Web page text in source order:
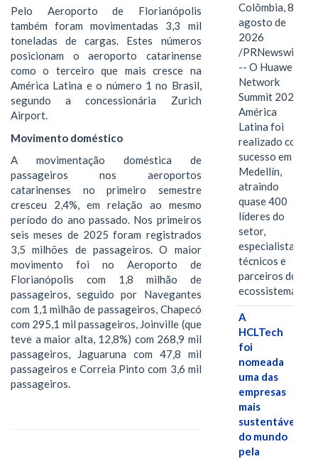
Pelo Aeroporto de Florianópolis
também foram movimentadas 3,3 mil
toneladas de cargas. Estes números
posicionam o aeroporto catarinense
como o terceiro que mais cresce na
América Latina e o número 1 no Brasil,
segundo a concessionária Zurich
Airport.
Movimento doméstico
A movimentação doméstica de
passageiros nos aeroportos
catarinenses no primeiro semestre
cresceu 2,4%, em relação ao mesmo
período do ano passado. Nos primeiros
seis meses de 2025 foram registrados
3,5 milhões de passageiros. O maior
movimento foi no Aeroporto de
Florianópolis com 1,8 milhão de
passageiros, seguido por Navegantes
com 1,1 milhão de passageiros, Chapecó
com 295,1 mil passageiros, Joinville (que
teve a maior alta, 12,8%) com 268,9 mil
passageiros, Jaguaruna com 47,8 mil
passageiros e Correia Pinto com 3,6 mil
passageiros.
Colômbia, 8 de
agosto de
2026
/PRNewswire/
-- O Huawei
Network
Summit 2026
América
Latina foi
realizado com
sucesso em
Medellín,
atraindo
quase 400
líderes do
setor,
especialistas
técnicos e
parceiros do
ecossistema.…
A
HCLTech
foi
nomeada
uma das
empresas
mais
sustentáveis
do mundo
pela